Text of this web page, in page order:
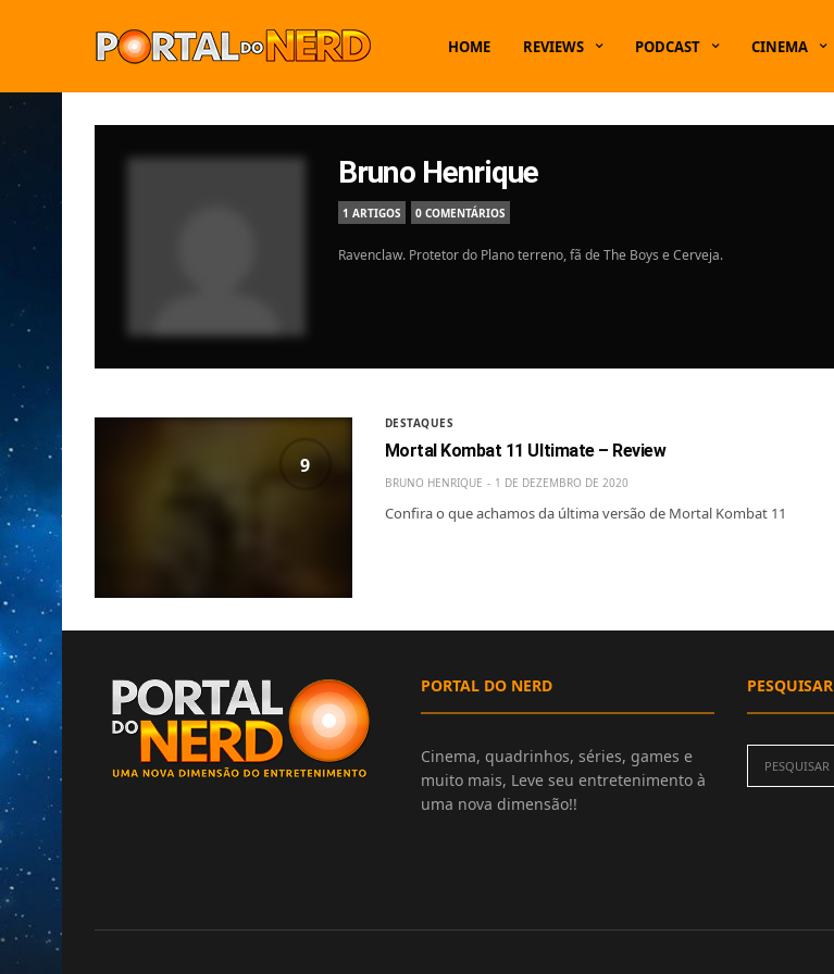
HOME REVIEWS PODCAST CINEMA
Bruno Henrique
1 ARTIGOS 0 COMENTÁRIOS
Ravenclaw. Protetor do Plano terreno, fã de The Boys e Cerveja.
9
DESTAQUES
Mortal Kombat 11 Ultimate – Review
BRUNO HENRIQUE 1 DE DEZEMBRO DE 2020
Confira o que achamos da última versão de Mortal Kombat 11
PORTAL DO NERD
Cinema, quadrinhos, séries, games e
muito mais, Leve seu entretenimento à
uma nova dimensão!!
PESQUISAR